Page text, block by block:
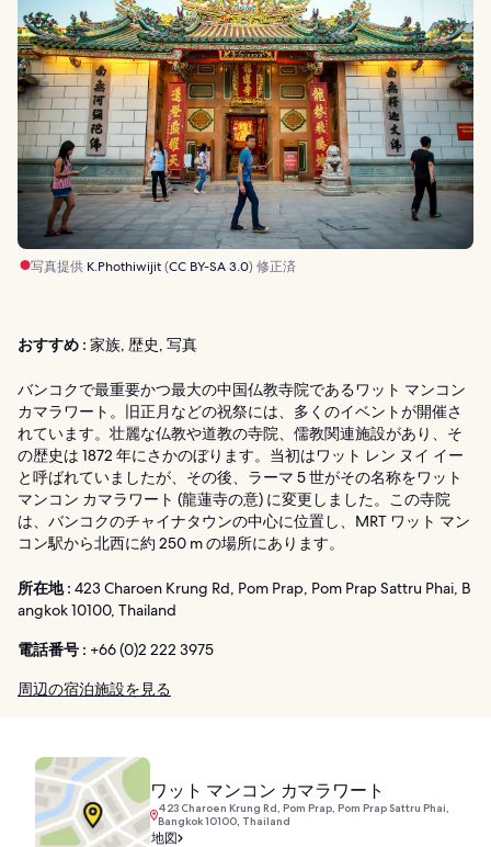
写真提供 K.Phothiwijit(CC BY-SA 3.0) 修正済
おすすめ : 家族, 歴史, 写真
バンコクで最重要かつ最大の中国仏教寺院であるワット マンコン
カマラワート。旧正月などの祝祭には、多くのイベントが開催さ
れています。壮麗な仏教や道教の寺院、儒教関連施設があり、そ
の歴史は 1872 年にさかのぼります。当初はワット レン ヌイ イー
と呼ばれていましたが、その後、ラーマ 5 世がその名称をワット
マンコン カマラワート (龍蓮寺の意) に変更しました。この寺院
は、バンコクのチャイナタウンの中心に位置し、MRT ワット マン
コン駅から北西に約 250 m の場所にあります。
所在地 : 423 Charoen Krung Rd, Pom Prap, Pom Prap Sattru Phai, B
angkok 10100, Thailand
電話番号 : +66 (0)2 222 3975
周辺の宿泊施設を見る
ワット マンコン カマラワート
423 Charoen Krung Rd, Pom Prap, Pom Prap Sattru Phai,
Bangkok 10100, Thailand
地図